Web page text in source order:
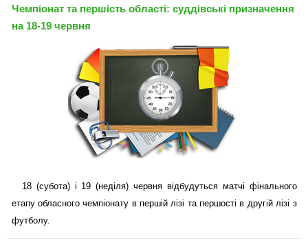
Чемпіонат та першість області: суддівські призначення
на 18-19 червня
18 (субота) і 19 (неділя) червня відбудуться матчі фінального
етапу обласного чемпіонату в першій лізі та першості в другій лізі з
футболу.